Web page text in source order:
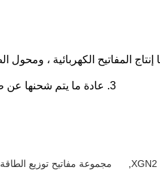
3. عادة ما يتم شحنها عن طريق البحر أو أمر صغير أو أمر عاجل يمكننا أن نرسل لك عن طريق الجو.
مجموعة مفاتيح توزيع الطاقة 40.5 كيلو فولت